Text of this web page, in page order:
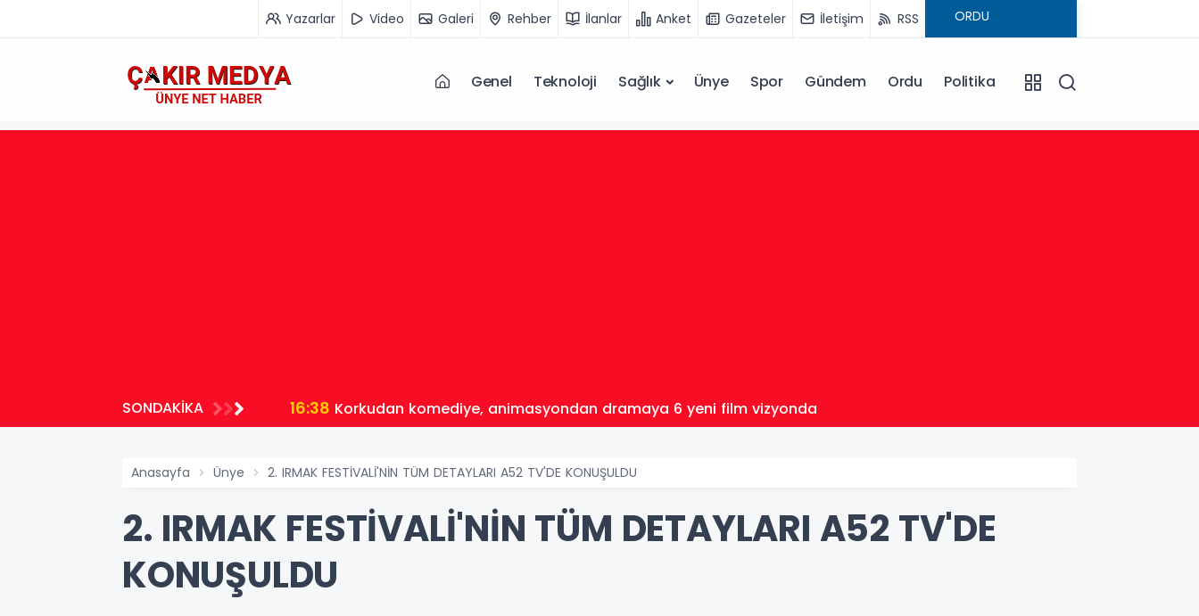
Yazarlar Video Galeri Rehber İlanlar Anket Gazeteler İletişim RSS
Genel Teknoloji Sağlık Ünye Spor Gündem Ordu Politika
SONDAKİKA 16:38 Korkudan komediye, animasyondan dramaya 6 yeni film vizyonda
Anasayfa Ünye 2. IRMAK FESTİVALİ'NİN TÜM DETAYLARI A52 TV'DE KONUŞULDU
2. IRMAK FESTİVALİ'NİN TÜM DETAYLARI A52 TV'DE
KONUŞULDU